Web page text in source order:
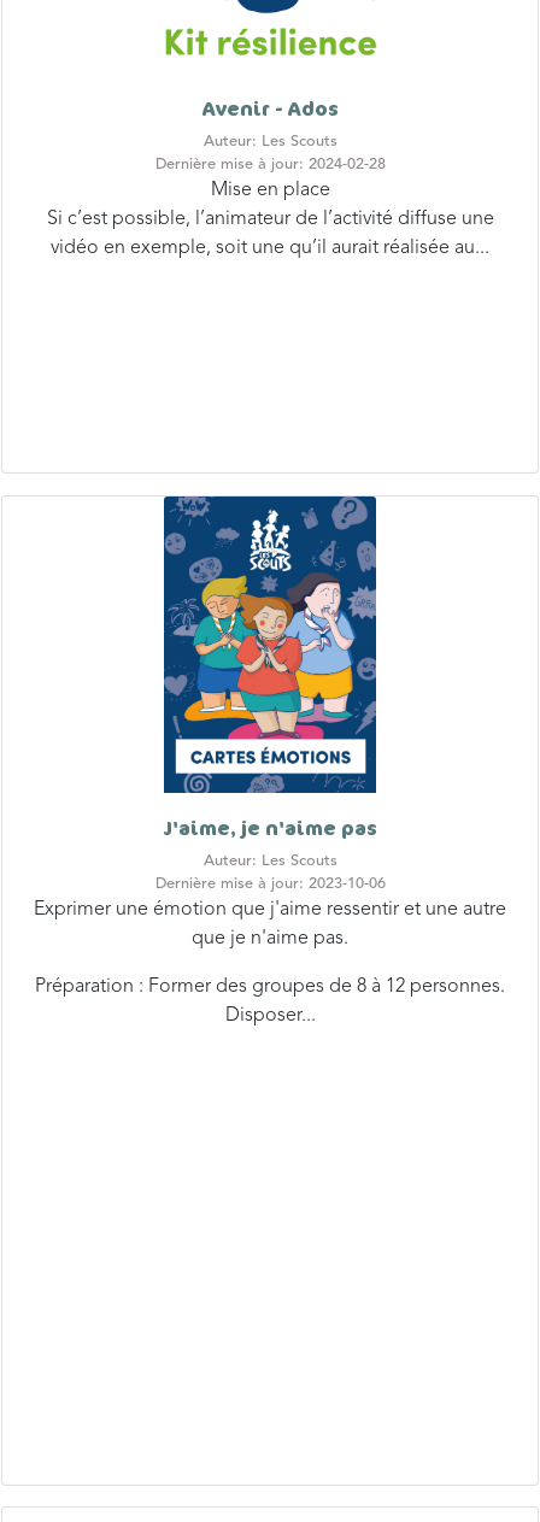
Auteur: Les Scouts
Mise en place
Si c’est possible, l’animateur de l’activité diffuse une
vidéo en exemple, soit une qu’il aurait réalisée au...
J'aime, je n'aime pas
Auteur: Les Scouts
Dernière mise à jour: 2023-10-06
Exprimer une émotion que j'aime ressentir et une autre
que je n'aime pas.
Préparation : Former des groupes de 8 à 12 personnes.
Disposer...